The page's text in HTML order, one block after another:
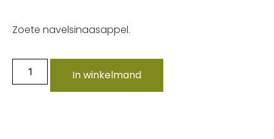
Zoete navelsinaasappel.
In winkelmand